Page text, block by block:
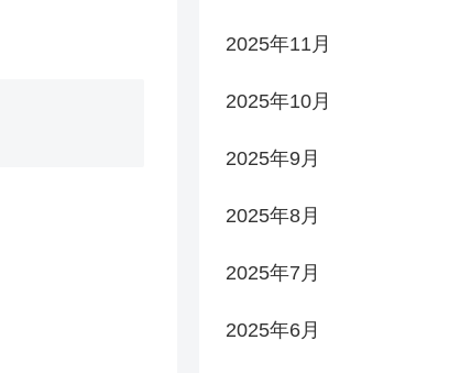
2025年11月
2025年10月
2025年9月
2025年8月
2025年7月
2025年6月